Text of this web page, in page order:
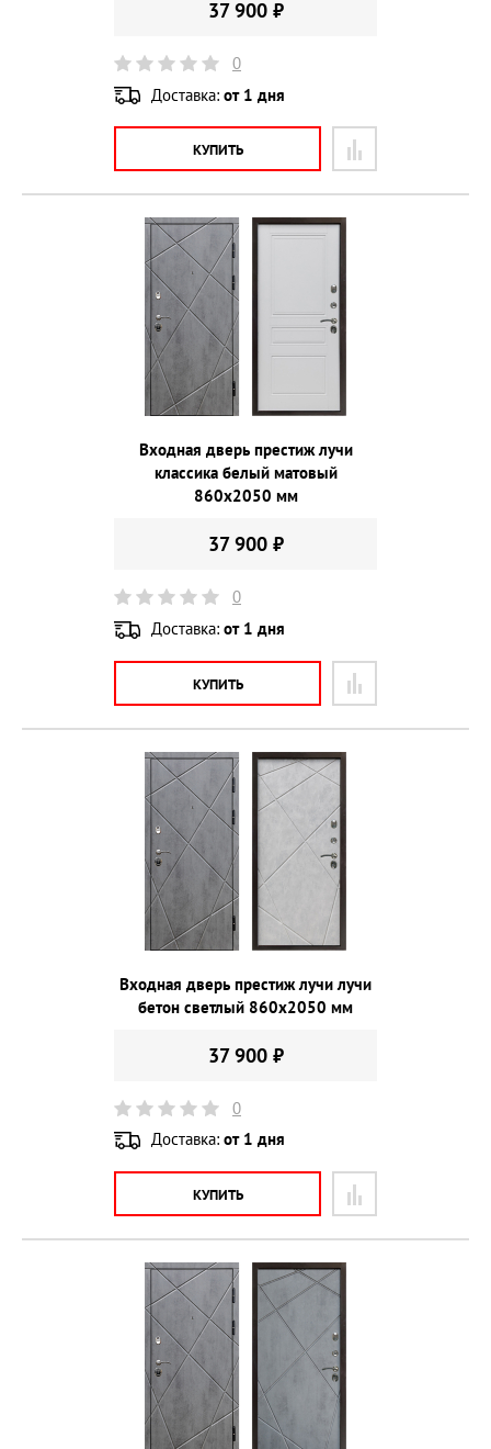
37 900 ₽
0
Доставка: от 1 дня
КУПИТЬ
Входная дверь престиж лучи
классика белый матовый
860х2050 мм
37 900 ₽
0
Доставка: от 1 дня
КУПИТЬ
Входная дверь престиж лучи лучи
бетон светлый 860х2050 мм
37 900 ₽
0
Доставка: от 1 дня
КУПИТЬ